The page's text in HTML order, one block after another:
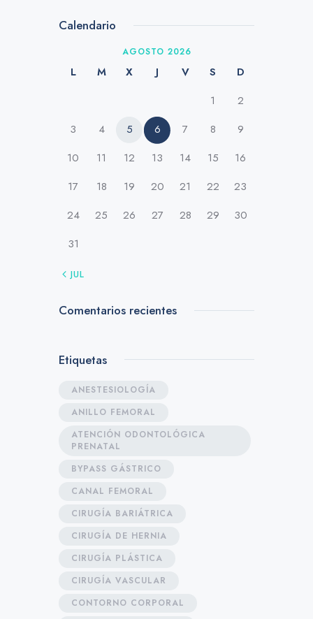
Calendario
AGOSTO 2026
L M X J V S
D
1
2
3
4 5 6 7 8
9
10
11 12 13 14 15
16
17
18 19 20 21 22
23
24
25 26 27 28 29
30
31
« JUL
Comentarios recientes
Etiquetas
ANESTESIOLOGÍA
ANILLO FEMORAL
ATENCIÓN ODONTOLÓGICA
PRENATAL
BYPASS GÁSTRICO
CANAL FEMORAL
CIRUGÍA BARIÁTRICA
CIRUGÍA DE HERNIA
CIRUGÍA PLÁSTICA
CIRUGÍA VASCULAR
CONTORNO CORPORAL